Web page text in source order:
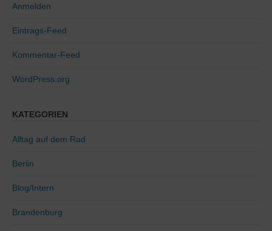
Anmelden
Eintrags-Feed
Kommentar-Feed
WordPress.org
KATEGORIEN
Alltag auf dem Rad
Berlin
Blog/Intern
Brandenburg